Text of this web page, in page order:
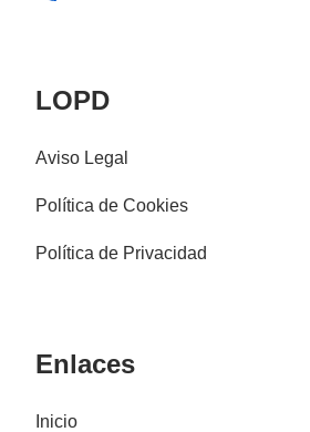
LOPD
Aviso Legal
Política de Cookies
Política de Privacidad
Enlaces
Inicio